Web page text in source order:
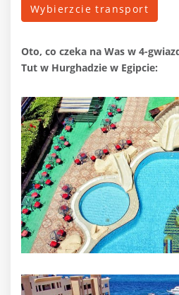
Wybierzcie transport
Oto, co czeka na Was w 4-
Tut w Hurghadzie w Egipcie: